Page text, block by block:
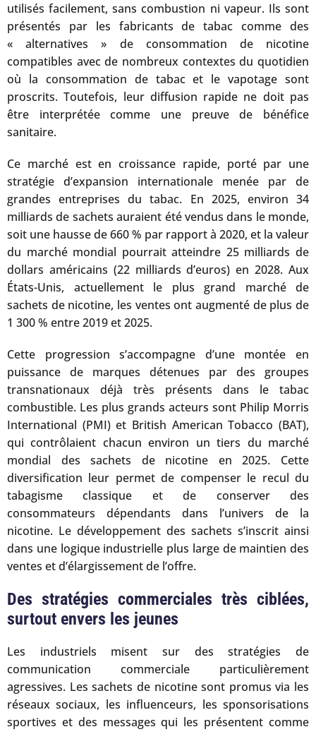
utilisés facilement, sans combustion ni vapeur. Ils sont
présentés par les fabricants de tabac comme des
« alternatives » de consommation de nicotine
compatibles avec de nombreux contextes du quotidien
où la consommation de tabac et le vapotage sont
proscrits. Toutefois, leur diffusion rapide ne doit pas
être interprétée comme une preuve de bénéfice
sanitaire.
Ce marché est en croissance rapide, porté par une
stratégie d’expansion internationale menée par de
grandes entreprises du tabac. En 2025, environ 34
milliards de sachets auraient été vendus dans le monde,
soit une hausse de 660 % par rapport à 2020, et la valeur
du marché mondial pourrait atteindre 25 milliards de
dollars américains (22 milliards d’euros) en 2028. Aux
États-Unis, actuellement le plus grand marché de
sachets de nicotine, les ventes ont augmenté de plus de
1 300 % entre 2019 et 2025.
Cette progression s’accompagne d’une montée en
puissance de marques détenues par des groupes
transnationaux déjà très présents dans le tabac
combustible. Les plus grands acteurs sont Philip Morris
International (PMI) et British American Tobacco (BAT),
qui contrôlaient chacun environ un tiers du marché
mondial des sachets de nicotine en 2025. Cette
diversification leur permet de compenser le recul du
tabagisme classique et de conserver des
consommateurs dépendants dans l’univers de la
nicotine. Le développement des sachets s’inscrit ainsi
dans une logique industrielle plus large de maintien des
ventes et d’élargissement de l’offre.
Des stratégies commerciales très ciblées,
surtout envers les jeunes
Les industriels misent sur des stratégies de
communication commerciale particulièrement
agressives. Les sachets de nicotine sont promus via les
réseaux sociaux, les influenceurs, les sponsorisations
sportives et des messages qui les présentent comme